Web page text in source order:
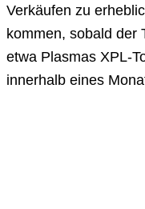
Verkäufen zu
kommen, sobald der
etwa Plasmas XPL-
innerhalb eines